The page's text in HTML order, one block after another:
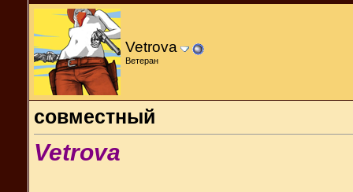
Vetrova
Ветеран
совместный
Vetrova